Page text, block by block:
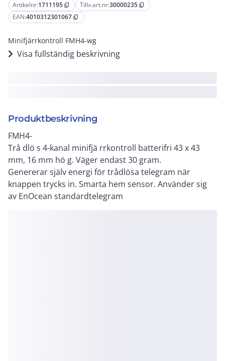
Artikelnr:1711195 content_copy Tillv.art.nr:30000235 content_copy
EAN:4010312301067 content_copy
Minifjärrkontroll FMH4-wg
Visa fullständig beskrivning
Produktbeskrivning
FMH4-
Trå dlö s 4-kanal minifjä rrkontroll batterifri 43 x 43
mm, 16 mm hö g. Väger endast 30 gram.
Genererar själv energi för trådlösa telegram när
knappen trycks in. Smarta hem sensor. Använder sig
av EnOcean standardtelegram